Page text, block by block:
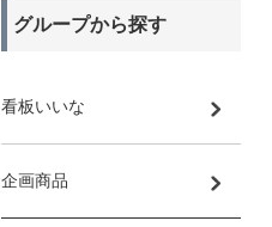
グループから探す
看板いいな
企画商品